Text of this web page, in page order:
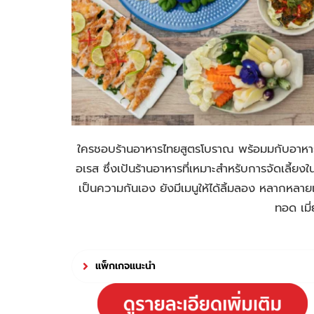
ใครชอบร้านอาหารไทยสูตรโบราณ พร้อมมกับอ
อเรส ซึ่งเป้นร้านอาหารที่เหมาะสำหรับการจัดเลี้ย
เป็นความกันเอง ยังมีเมนูให้ได้ลิ้มลอง หลากห
ทอด เ
แพ็กเกจแนะนำ